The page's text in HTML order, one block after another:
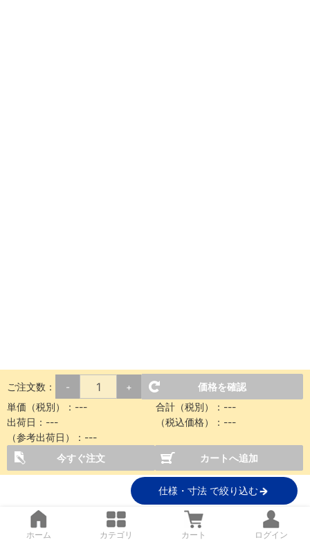
ご注文数： - +
価格を確認
単価（税別）： --- 合計（税別）： ---
出荷日： --- （税込価格）： ---
（参考出荷日）： ---
今すぐ注文
カートへ追加
仕様・寸法 で絞り込む
ホーム カテゴリ カート ログイン